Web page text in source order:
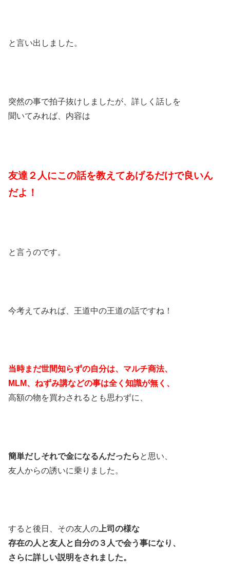
と言い出しました。
突然の事で拍子抜けしましたが、詳しく話しを
聞いてみれば、内容は
友達２人にこの話を教えてあげるだけで良いん
だよ！
と言うのです。
今考えてみれば、王道中の王道の話ですね！
当時まだ世間知らずの自分は、マルチ商法、
MLM、ねずみ講などの事は全く知識が無く、
高額の物を買わされるとも思わずに、
簡単だしそれで金になるんだったら と思い、
友人からの誘いに乗りました。
すると後日、その友人の上司の様な
存在の人と友人と自分の３人で会う事になり、
さらに詳しい説明をされました。